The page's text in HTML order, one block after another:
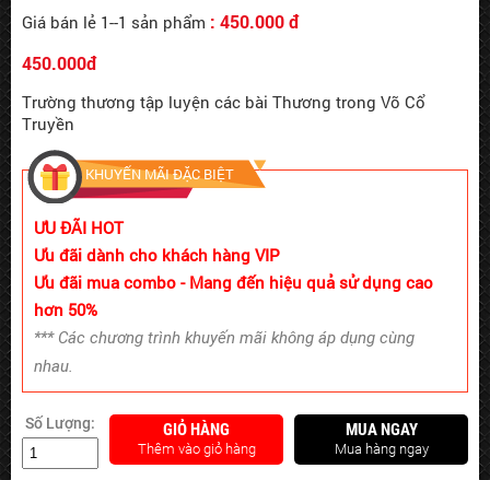
Giá bán lẻ 1--1 sản phẩm : 450.000 đ
450.000đ
Trường thương tập luyện các bài Thương trong Võ Cổ
Truyền
KHUYẾN MÃI ĐẶC BIỆT
ƯU ĐÃI HOT
Ưu đãi dành cho khách hàng VIP
Ưu đãi mua combo - Mang đến hiệu quả sử dụng cao
hơn 50%
*** Các chương trình khuyến mãi không áp dụng cùng
nhau.
Số Lượng: GIỎ HÀNG
Thêm vào giỏ hàng
MUA NGAY
Mua hàng ngay